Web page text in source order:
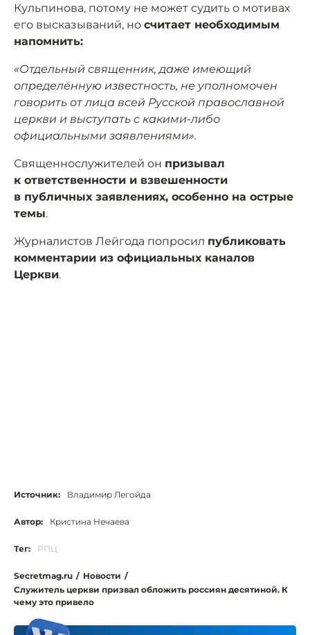
Кульпинова, потому не может судить о мотивах
его высказываний, но считает необходимым
напомнить:
«Отдельный священник, даже имеющий
определённую известность, не уполномочен
говорить от лица всей Русской православной
церкви и выступать с какими-либо
официальными заявлениями».
Священнослужителей он призывал
к ответственности и взвешенности
в публичных заявлениях, особенно на острые
темы.
Журналистов Лейгода попросил публиковать
комментарии из официальных каналов
Церкви.
Источник: Владимир Легойда
Автор: Кристина Нечаева
Тег: РПЦ
Secretmag.ru / Новости /
Служитель церкви призвал обложить россиян десятиной. К
чему это привело